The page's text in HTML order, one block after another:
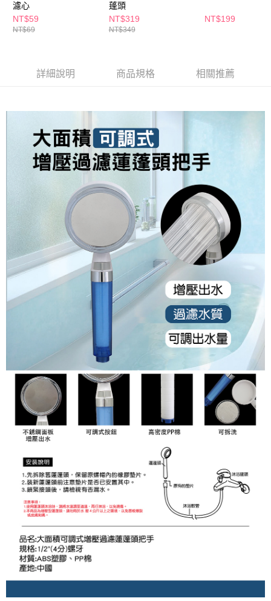
https://aftee.tw/terms/#terms3
３．未成年的使用者請事先徵得法定代理人或監護人之同意方可使用
「AFTEE先享後付」，若未經同意申辦者引起之損失，本公司不負相關責
任。
請求用戶進行身份認證。
５．嚴禁一人註冊多個帳號或使用他人資訊註冊。若發現惡意使用之情形，
宅配(本島)
每筆NT$80，滿NT$290(含以上)免運費
濾心
NT$59
NT$69
蓬頭
NT$319
NT$349
NT$199
詳細說明 商品規格 相關推薦